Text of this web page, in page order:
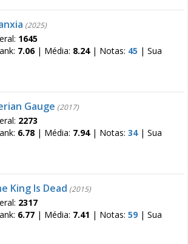
(2025)
1645
7.06| Média: 8.24| Notas: 45 | Sua
Gauge (2017)
2273
6.78 | Média: 7.94| Notas: 34| Sua
King Is Dead (2015)
2317
6.77 | Média: 7.41 | Notas: 59 | Sua